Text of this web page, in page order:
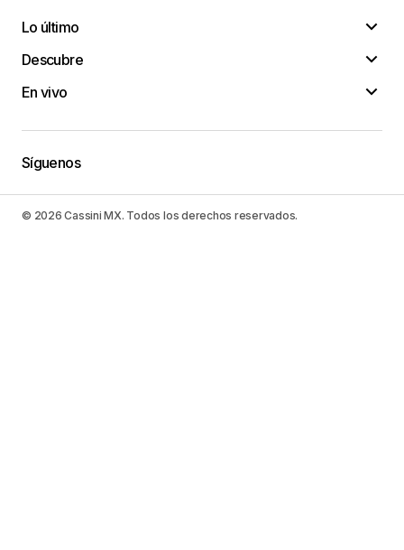
Lo último
Descubre
En vivo
Síguenos
© 2026 Cassini MX. Todos los derechos reservados.